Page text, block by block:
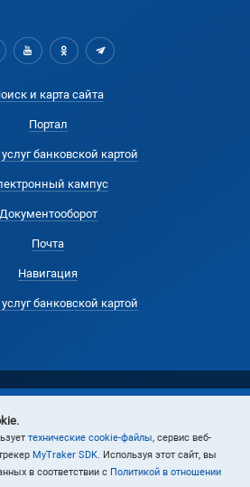
и карта сайта
Портал
банковской картой
кампус
Документооборот
Почта
Навигация
банковской картой
университет
технические cookie-файлы, сервис веб-
MyTraker SDK. Используя этот сайт, вы
в соответствии с Политикой в отношении